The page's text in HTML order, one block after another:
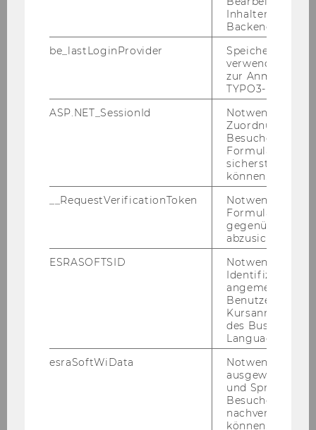
Taxation and Accounting
Inhalten im
Backend.
be_lastLoginProvider
Speichert die
verwendete
zur Anmeldung
TYPO3-Backend.
ASP.NET_SessionId
Notwendig, um
Zuordnung von
Besucher zu
sicherstellen zu
können.
__RequestVerificationToken
Notwendig, um
gegenüber
abzusichern.
ESRASOFTSID
Notwendig zur
Identifizierung
angemeldeten
Benutzers im
des Business
Language
esraSoftWiData
Notwendig um
ausgewählte
und
Besuchers
nachverfolgen
können.